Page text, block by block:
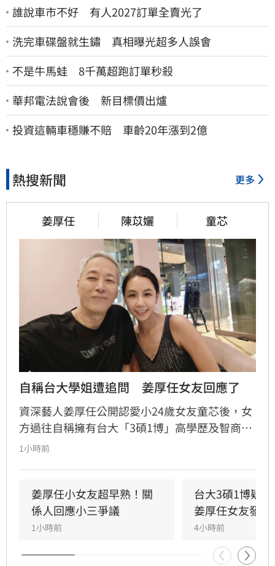
誰說車市不好 有人2027訂單全賣光了
洗完車碟盤就生鏽 真相曝光超多人誤會
不是牛馬蛙 8千萬超跑訂單秒殺
華邦電法說會後 新目標價出爐
投資這輛車穩賺不賠 車齡20年漲到2億
熱搜新聞 更多
姜厚任 陳苡孋 童芯
自稱台大學姐遭追問　姜厚任女友回應了
資深藝人姜厚任公開認愛小24歲女友童芯後，女
方過往自稱擁有台大「3碩1博」高學歷及智商
146等背景引發外界高度質疑。童芯日前於社群
件，導致話題持續發酵，網友針對其學歷真實性
仍存有諸多疑問。面對女友身陷輿論風波，姜厚
任展現力挺態度，笑稱兩人的戀情已像偵探片，
1小時前
姜厚任小女友超早熟！關
係人回應小三爭議
1小時前
台大3碩1博疑
姜厚任女友發聲
4小時前